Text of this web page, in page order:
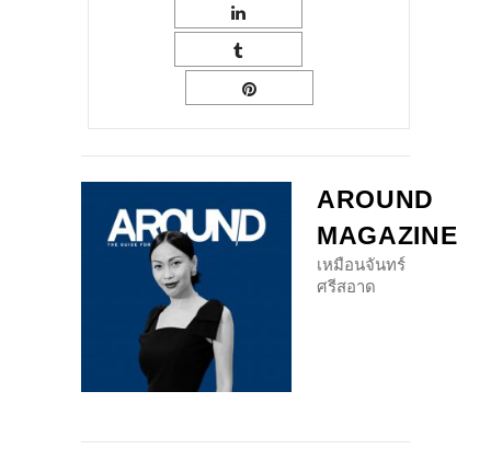
AROUND
MAGAZINE
เหมือนจันทร์
ศรีสอาด